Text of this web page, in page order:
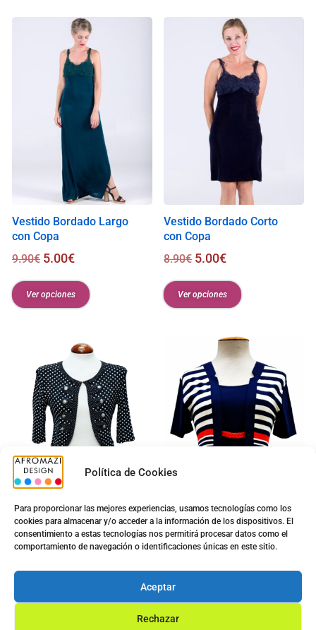
Política de Cookies
Para proporcionar las mejores experiencias, usamos tecnologías como los
cookies para almacenar y/o acceder a la información de los dispositivos. El
consentimiento a estas tecnologías nos permitirá procesar datos como el
comportamiento de navegación o identificaciones únicas en este sitio.
Aceptar
Rechazar
Vestido Bordado Largo
con Copa
9.90€ 5.00€
Ver opciones
Vestido Bordado Corto
con Copa
8.90€ 5.00€
Ver opciones
Torera Gredel G-0430021 Camiseta Sra. N5019